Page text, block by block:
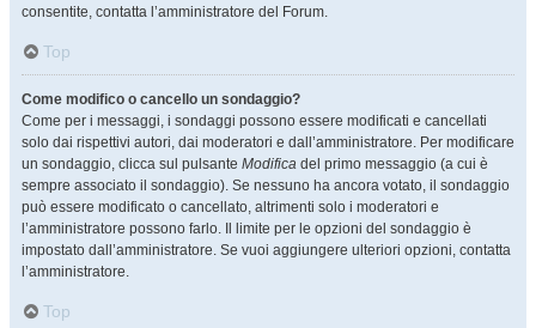
consentite, contatta l’amministratore del Forum.
Top
Come modifico o cancello un sondaggio?
Come per i messaggi, i sondaggi possono essere modificati e cancellati
solo dai rispettivi autori, dai moderatori e dall’amministratore. Per modificare
un sondaggio, clicca sul pulsante Modifica del primo messaggio (a cui è
sempre associato il sondaggio). Se nessuno ha ancora votato, il sondaggio
può essere modificato o cancellato, altrimenti solo i moderatori e
l’amministratore possono farlo. Il limite per le opzioni del sondaggio è
impostato dall’amministratore. Se vuoi aggiungere ulteriori opzioni, contatta
l’amministratore.
Top